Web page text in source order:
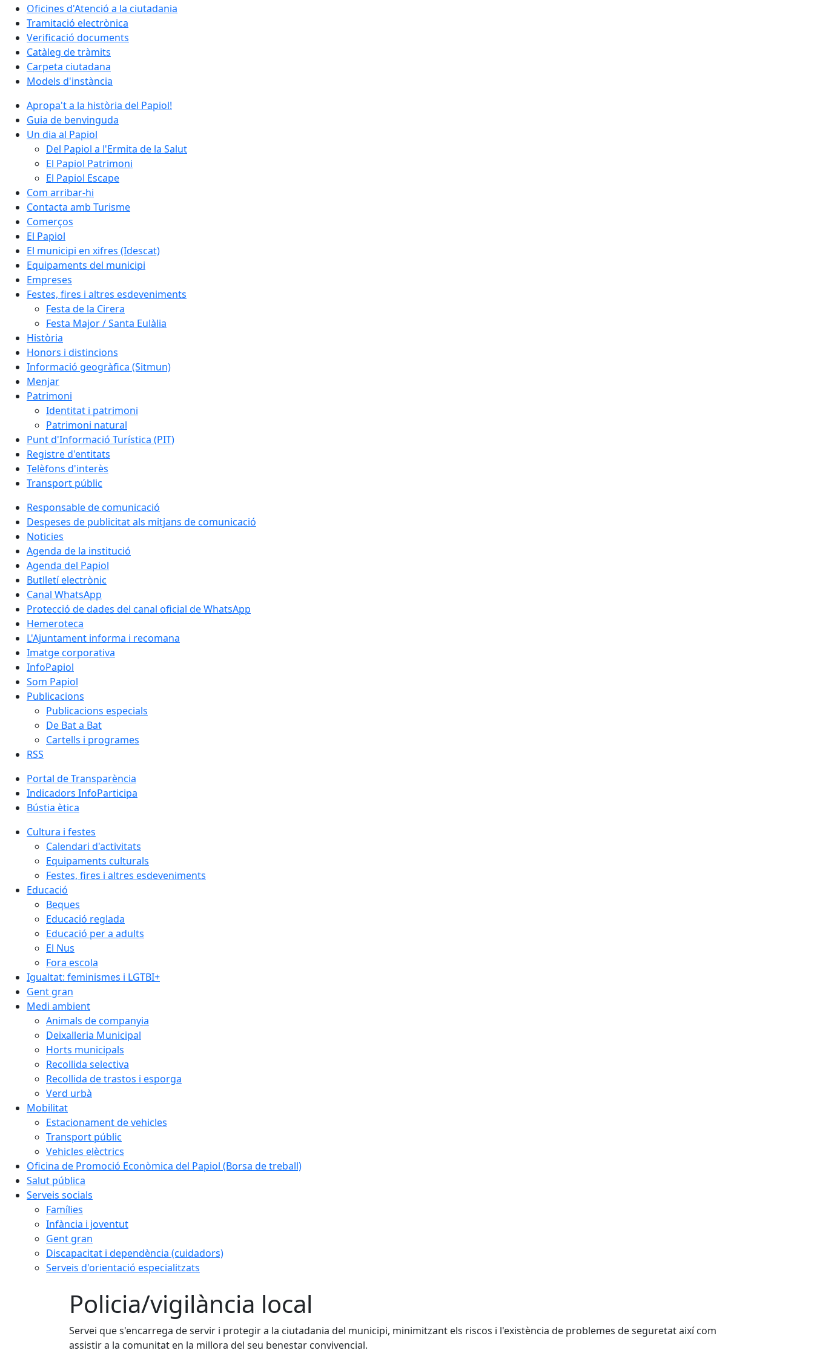
Oficines d'Atenció a la ciutadania
Tramitació electrònica
Verificació documents
Catàleg de tràmits
Carpeta ciutadana
Models d'instància
Apropa't a la història del Papiol!
Guia de benvinguda
Un dia al Papiol
Del Papiol a l'Ermita de la Salut
El Papiol Patrimoni
El Papiol Escape
Com arribar-hi
Contacta amb Turisme
Comerços
El Papiol
El municipi en xifres (Idescat)
Equipaments del municipi
Empreses
Festes, fires i altres esdeveniments
Festa de la Cirera
Festa Major / Santa Eulàlia
Història
Honors i distincions
Informació geogràfica (Sitmun)
Menjar
Patrimoni
Identitat i patrimoni
Patrimoni natural
Punt d'Informació Turística (PIT)
Registre d'entitats
Telèfons d'interès
Transport públic
Responsable de comunicació
Despeses de publicitat als mitjans de comunicació
Noticies
Agenda de la institució
Agenda del Papiol
Butlletí electrònic
Canal WhatsApp
Protecció de dades del canal oficial de WhatsApp
Hemeroteca
L'Ajuntament informa i recomana
Imatge corporativa
InfoPapiol
Som Papiol
Publicacions
Publicacions especials
De Bat a Bat
Cartells i programes
RSS
Portal de Transparència
Indicadors InfoParticipa
Bústia ètica
Cultura i festes
Calendari d'activitats
Equipaments culturals
Festes, fires i altres esdeveniments
Educació
Beques
Educació reglada
Educació per a adults
El Nus
Fora escola
Igualtat: feminismes i LGTBI+
Gent gran
Medi ambient
Animals de companyia
Deixalleria Municipal
Horts municipals
Recollida selectiva
Recollida de trastos i esporga
Verd urbà
Mobilitat
Estacionament de vehicles
Transport públic
Vehicles elèctrics
Oficina de Promoció Econòmica del Papiol (Borsa de treball)
Salut pública
Serveis socials
Famílies
Infància i joventut
Gent gran
Discapacitat i dependència (cuidadors)
Serveis d'orientació especialitzats
Policia/vigilància local
Servei que s'encarrega de servir i protegir a la ciutadania del municipi, minimitzant els riscos i l'existència de problemes de seguretat així com
assistir a la comunitat en la millora del seu benestar convivencial.